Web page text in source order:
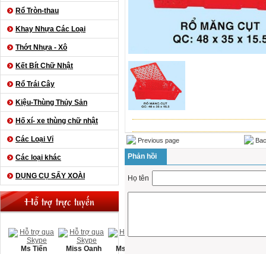
Rổ Tròn-thau
Khay Nhựa Các Loại
Thớt Nhựa - Xô
Kết Bít Chữ Nhật
Rổ Trái Cây
Kiệu-Thùng Thủy Sản
Hố xí- xe thùng chữ nhật
Các Loại Vỉ
Các loại khác
DỤNG CỤ SẤY XOÀI
Hỗ trợ trực tuyến
Ms Tiến
Miss Oanh
Ms Nguyệt
Previous page
Phản hồi
Họ tên